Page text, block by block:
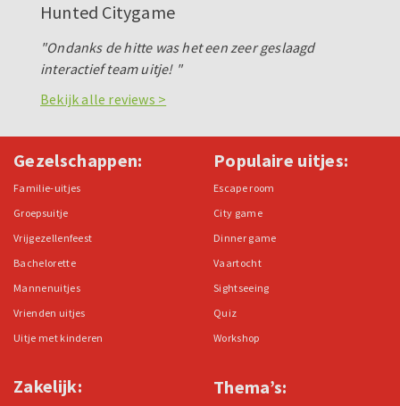
Hunted Citygame
"Ondanks de hitte was het een zeer geslaagd
interactief team uitje! "
Bekijk alle reviews >
Gezelschappen:
Familie-uitjes
Groepsuitje
Vrijgezellenfeest
Bachelorette
Mannenuitjes
Vrienden uitjes
Uitje met kinderen
Zakelijk:
Populaire uitjes:
Escape room
City game
Dinner game
Vaartocht
Sightseeing
Quiz
Workshop
Thema’s: